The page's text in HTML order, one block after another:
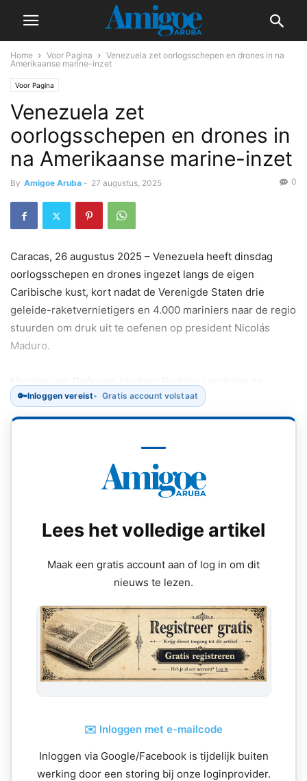
Home Voor Pagina
Venezuela zet oorlogsschepen en drones in na
Amerikaanse marine-inzet
Voor Pagina
Venezuela zet
oorlogsschepen en drones in
na Amerikaanse marine-inzet
By Amigoe Aruba - 27 augustus, 2025 0
Caracas, 26 augustus 2025 – Venezuela heeft dinsdag
oorlogsschepen en drones ingezet langs de eigen
Caribische kust, kort nadat de Verenigde Staten drie
geleide-raketvernietigers en 4.000 mariniers naar de regio
stuurden om druk uit te oefenen op president Nicolás
Maduro.
maatregel aan als een “significante” militaire inzet.
🔑Inloggen vereist Gratis account volstaat
Lees het volledige artikel
Maak een gratis account aan of log in om dit
nieuws te lezen.
✉️ Inloggen met e-mailcode
Inloggen via Google/Facebook is tijdelijk buiten
werking door een storing bij onze loginprovider.